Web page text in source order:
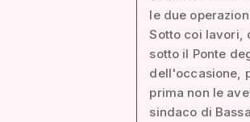
le due
Sotto coi lavori,
sotto il Ponte
dell'occasione,
prima non le
sindaco di